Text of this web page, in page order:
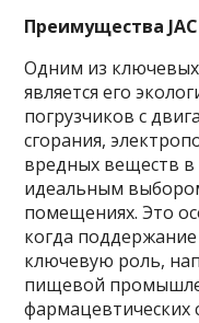
Преимущества JAC
Одним из ключевых
является его
погрузчиков с
сгорания,
вредных веществ в
идеальным
помещениях. Это
когда
ключевую роль,
пищевой
фармацевтических